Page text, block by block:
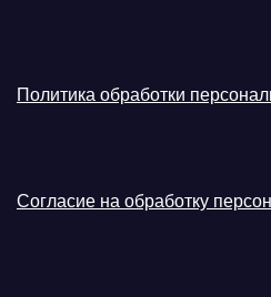
Политика обработки
Согласие на обработку